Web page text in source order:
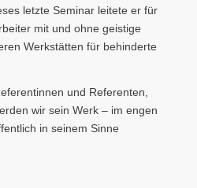
letzte Seminar leitete er für
mit und ohne geistige
Werkstätten für behinderte
und Referenten,
wir sein Werk – im engen
in seinem Sinne